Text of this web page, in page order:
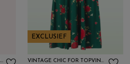
VINTAGE CHIC FOR TOPVINTAGE
EXCLUSIEF
VINTAGE CHIC FOR TOPVINTAGE